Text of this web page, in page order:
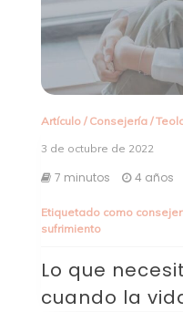
Artículo/ Consejería/
3 de octubre de 2022
7 minutos 4 años
Etiquetado como
sufrimiento
Lo que
cuando la